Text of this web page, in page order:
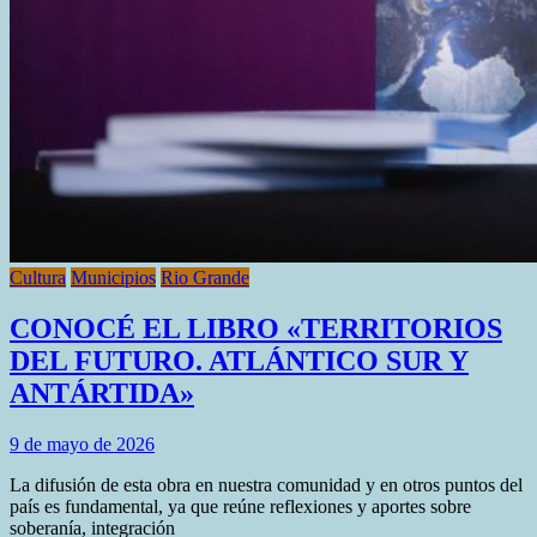
Cultura Municipios Rio Grande
CONOCÉ EL LIBRO «TERRITORIOS
DEL FUTURO. ATLÁNTICO SUR Y
ANTÁRTIDA»
9 de mayo de 2026
La difusión de esta obra en nuestra comunidad y en otros puntos del
país es fundamental, ya que reúne reflexiones y aportes sobre
soberanía, integración